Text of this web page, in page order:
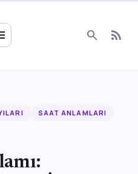
search rss_feed
SAAT ANLAMLARI